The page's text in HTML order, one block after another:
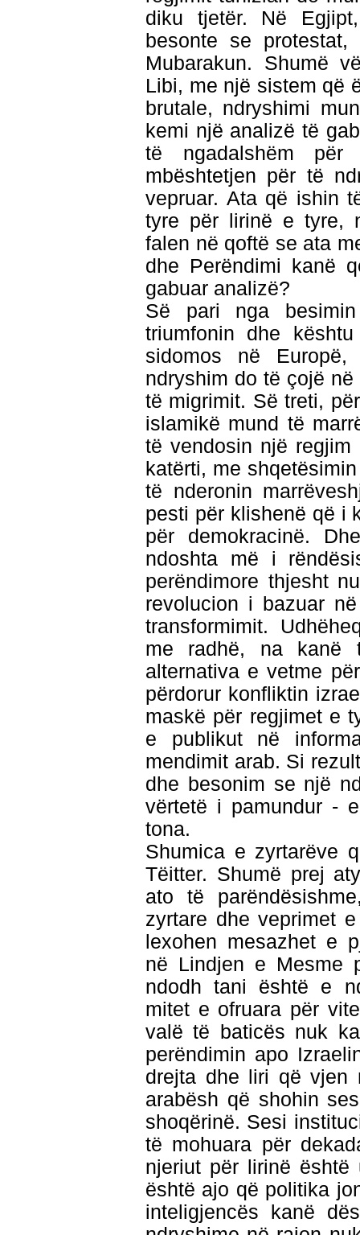
diku tjetër. Në
besonte se
Mubarakun. Shumë
Libi, me një sistem që
brutale, ndryshimi
kemi një analizë të
të ngadalshëm
mbështetjen për të
vepruar. Ata që ishin
tyre për lirinë e tyre,
falen në qoftë se ata
dhe Perëndimi kanë
gabuar analizë?
Së pari nga
triumfonin dhe
sidomos në
ndryshim do të çojë
të migrimit. Së treti,
islamikë mund të
të vendosin një
katërti, me
të nderonin
pesti për klishenë që i
për demokracinë.
ndoshta më i
perëndimore thjesht
revolucion i bazuar
transformimit.
me radhë, na kanë
alternativa e vetme
përdorur konfliktin
maskë për regjimet e
e publikut në
mendimit arab. Si
dhe besonim se një
vërtetë i pamundur -
tona.
Shumica e zyrtarëve
Tëitter. Shumë prej
ato të
zyrtare dhe veprimet
lexohen mesazhet e
në Lindjen e Mesme
ndodh tani është e
mitet e ofruara për
valë të baticës nuk
perëndimin apo
drejta dhe liri që vjen
arabësh që shohin
shoqërinë. Sesi
të mohuara për
njeriut për lirinë është
është ajo që politika
inteligjencës kanë